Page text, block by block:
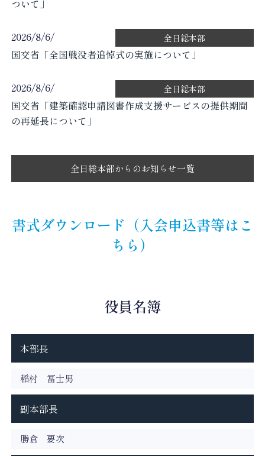
ついて」
2026/8/6/ 全日総本部
国交省「全国戦没者追悼式の実施について」
2026/8/6/ 全日総本部
国交省「建築確認申請図書作成支援サービスの提供期間
の再延長について」
全日総本部からのお知らせ一覧
書式ダウンロード（入会申込書等はこ
ちら）
役員名簿
本部長
稲村 冨士男
副本部長
勝倉 要次